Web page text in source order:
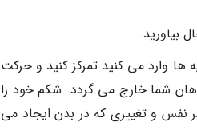
بیاورید.
وارد می کنید تمرکز کنید و حرکت
شما خارج می گردد. شکم خود را
نفس و تغییری که در بدن ایجاد می